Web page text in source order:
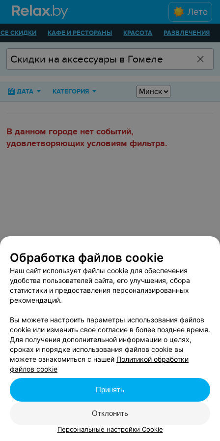
Лето
СКИДКИ КАФЕ И РЕСТОРАНЫ КРАСОТА РАЗВЛЕЧЕНИЯ
ДАТА КАТЕГОРИЯ
В данном городе нет событий,
удовлетворяющих условиям фильтра.
Обработка файлов cookie
Наш сайт использует файлы cookie для обеспечения
удобства пользователей сайта, его улучшения, сбора
статистики и предоставления персонализированных
рекомендаций.
Вы можете настроить параметры использования файлов
cookie или изменить свое согласие в более позднее время.
Для получения дополнительной информации о целях,
сроках и порядке использования файлов cookie вы
можете ознакомиться с нашей Политикой обработки
файлов cookie
Отклонить
Принять
Персональные настройки Cookie